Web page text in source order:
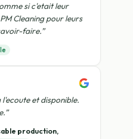
si c'etait leur
Cleaning pour leurs
faire.”
et disponible.
production,